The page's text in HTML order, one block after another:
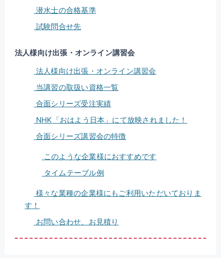
潜水士の合格基準
試験問合せ先
法人様向け出張・オンライン講習会
法人様向け出張・オンライン講習会
当講習の取扱い資格一覧
合面シリーズ受注実績
NHK「おはよう日本」にて放映されました！
合面シリーズ講習会の特徴
このような企業様におすすめです
タイムテーブル例
様々な業種の企業様にもご利用いただいておりま
す！
お問い合わせ、お見積り